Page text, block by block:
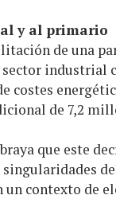
y al primario
de una
sector
costes
de 7,2
que este
un contexto de